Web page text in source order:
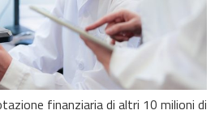
finanziaria di altri 10 milioni di